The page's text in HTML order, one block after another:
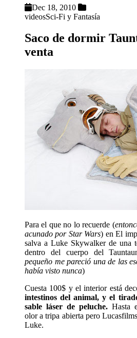
Dec 18, 2010
videosSci-Fi y Fantasía
Saco de dormir
venta
Para el que no lo recuerde (
acunado por Star Wars) en El
salva a Luke Skywalker de una
dentro del cuerpo del
pequeño me pareció una de las
había visto nunca)
Cuesta 100$ y el interior está
intestinos del animal, y el
sable láser de peluche. Hasta
olor a tripa abierta pero
Luke.